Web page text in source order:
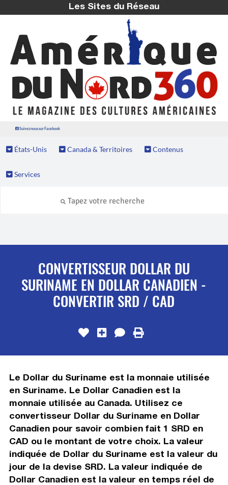
Les Sites du Réseau
Suivez nous sur Facebook
États-Unis Canada & Territoires Contenus
Services
CONVERTISSEUR DOLLAR DU
SURINAME EN DOLLAR CANADIEN -
CONVERTIR SRD / CAD
Le Dollar du Suriname est la monnaie utilisée
en Suriname. Le Dollar Canadien est la
monnaie utilisée au Canada. Utilisez ce
convertisseur Dollar du Suriname en Dollar
Canadien pour savoir combien fait 1 SRD en
CAD ou le montant de votre choix. La valeur
indiquée de Dollar du Suriname est la valeur du
jour de la devise SRD. La valeur indiquée de
Dollar Canadien est la valeur en temps réel de